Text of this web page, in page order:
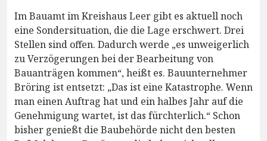
Im Bauamt im Kreishaus Leer gibt es aktuell noch
eine Sondersituation, die die Lage erschwert. Drei
Stellen sind offen. Dadurch werde „es unweigerlich
zu Verzögerungen bei der Bearbeitung von
Bauanträgen kommen“, heißt es. Bauunternehmer
Bröring ist entsetzt: „Das ist eine Katastrophe. Wenn
man einen Auftrag hat und ein halbes Jahr auf die
Genehmigung wartet, ist das fürchterlich.“ Schon
bisher genießt die Baubehörde nicht den besten